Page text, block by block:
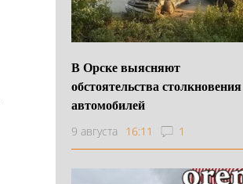
В Орске выясняют
обстоятельства
автомобилей
9 августа 16:11 1